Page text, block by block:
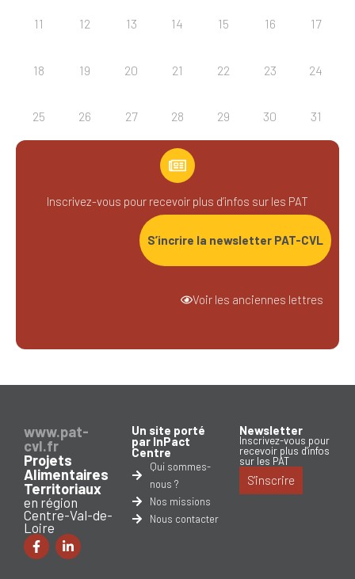
11 12 13 14 15 16 17
18 19 20 21 22 23 24
25 26 27 28 29 30 31
Inscrivez-vous pour recevoir plus d’infos sur les PAT
S’incrire la newsletter PAT-CVL
Voir les anciennes lettres
www.pat-
cvl.fr
Projets
Alimentaires
Territoriaux
en région
Centre-Val-de-
Loire
Un site porté
par InPact
Centre
Qui sommes-
nous ?
Nos missions
Nous contacter
Newsletter
Inscrivez-vous pour
recevoir plus d'infos
sur les PAT
S'inscrire